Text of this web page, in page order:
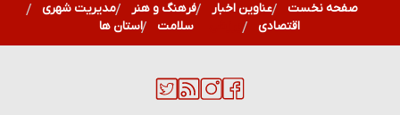
صفحه نخست عناوین اخبار فرهنگ و هنر
مدیریت شهری
اقتصادی
ورزشی سلامت استان ها